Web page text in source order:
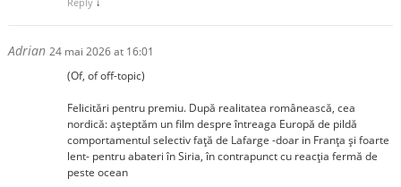
Adrian 24 mai 2026 at 16:01
(Of, of off-topic)
Felicitări pentru premiu. După realitatea românească, cea
nordică: așteptăm un film despre întreaga Europă de pildă
comportamentul selectiv față de Lafarge -doar in Franța și foarte
lent- pentru abateri în Siria, în contrapunct cu reacția fermă de
peste ocean